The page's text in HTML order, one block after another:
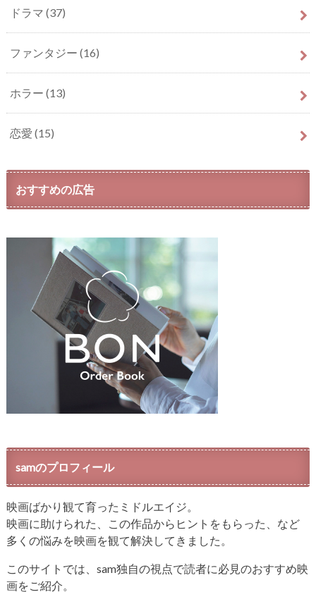
ドラマ (37)
ファンタジー (16)
ホラー (13)
恋愛 (15)
おすすめの広告
samのプロフィール
映画ばかり観て育ったミドルエイジ。
映画に助けられた、この作品からヒントをもらった、など
多くの悩みを映画を観て解決してきました。
このサイトでは、sam独自の視点で読者に必見のおすすめ映
画をご紹介。